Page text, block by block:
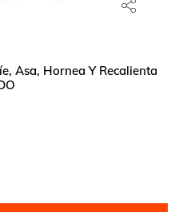
Asa, Hornea Y Recalienta